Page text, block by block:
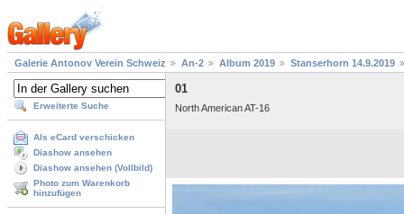
Galerie Antonov Verein Schweiz An-2 Album 2019 Stanserhorn 14.9.2019
Erweiterte Suche
Als eCard verschicken
Diashow ansehen
Diashow ansehen (Vollbild)
Photo zum Warenkorb
hinzufügen
01
North American AT-16